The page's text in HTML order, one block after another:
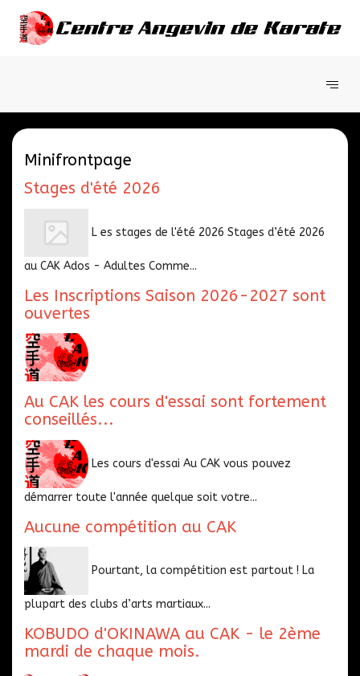
Minifrontpage
Stages d'été 2026
L es stages de l'été 2026 Stages d’été 2026
au CAK Ados - Adultes Comme...
Les Inscriptions Saison 2026-2027 sont
ouvertes
Au CAK les cours d'essai sont fortement
conseillés...
Les cours d'essai Au CAK vous pouvez
démarrer toute l'année quelque soit votre...
Aucune compétition au CAK
Pourtant, la compétition est partout ! La
plupart des clubs d’arts martiaux...
KOBUDO d'OKINAWA au CAK - le 2ème
mardi de chaque mois.